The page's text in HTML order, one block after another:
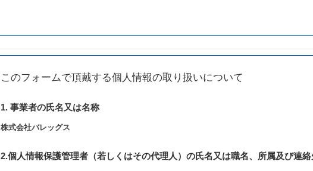
このフォームで頂戴する個人情報の取り扱いについて
1. 事業者の氏名又は名称
株式会社バレッグス
2.個人情報保護管理者（若しくはその代理人）の氏名又は職名、所属及び連絡